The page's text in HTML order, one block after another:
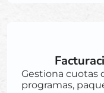
Gestiona cuotas
programas,